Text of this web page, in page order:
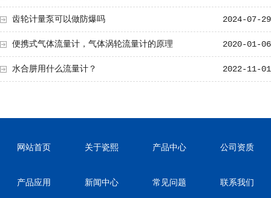
2024-07-29
齿轮计量泵可以做防爆吗
2020-01-06
便携式气体流量计，气体涡轮流量计的原理
2022-11-01
水合肼用什么流量计？
网站首页 关于瓷熙 产品中心 公司资质
产品应用 新闻中心 常见问题 联系我们